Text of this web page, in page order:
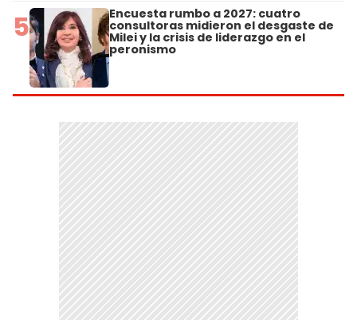
5 Encuesta rumbo a 2027: cuatro
consultoras midieron el desgaste de
Milei y la crisis de liderazgo en el
peronismo